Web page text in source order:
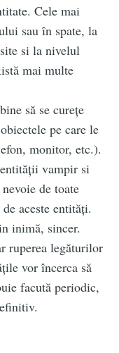
Cele mai
sau în spate, la
si la nivelul
mai multe
să se curețe
pe care le
monitor, etc.).
entității vampir si
de toate
aceste entități.
inimă, sincer.
ruperea legăturilor
vor încerca să
facută periodic,